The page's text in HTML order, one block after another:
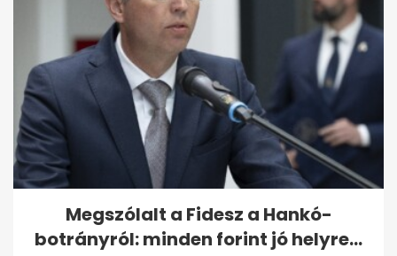
Megszólalt a Fidesz a Hankó-
botrányról: minden forint jó helyre...